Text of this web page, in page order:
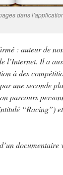
dans
: auteur de
l’Internet. Il a
à des
une seconde
parcours
“Racing”)